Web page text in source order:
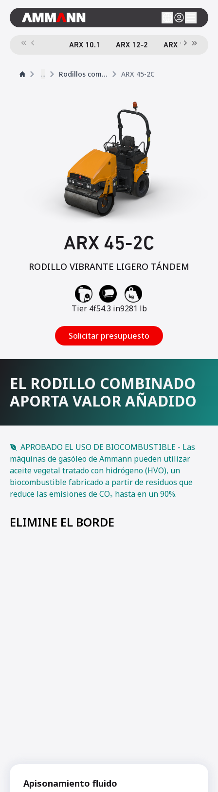
ARX 10.1 ARX 12-2 ARX 16-2
... Rodillos compactador tándem ARX 45-2C
ARX 45-2C
RODILLO VIBRANTE LIGERO TÁNDEM
Tier 4f54.3 in9281 lb
Solicitar presupuesto
EL RODILLO COMBINADO
APORTA VALOR AÑADIDO
APROBADO EL USO DE BIOCOMBUSTIBLE - Las
máquinas de gasóleo de Ammann pueden utilizar
aceite vegetal tratado con hidrógeno (HVO), un
biocombustible fabricado a partir de residuos que
reduce las emisiones de CO₂ hasta en un 90%.
ELIMINE EL BORDE
Apisonamiento fluido